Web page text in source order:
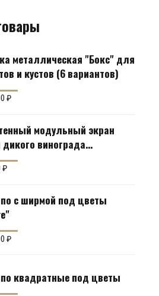
металлическая "Бокс" для
и кустов (6 вариантов)
₽
модульный экран
винограда
Соты"
₽
с ширмой под цветы
₽
квадратные под цветы